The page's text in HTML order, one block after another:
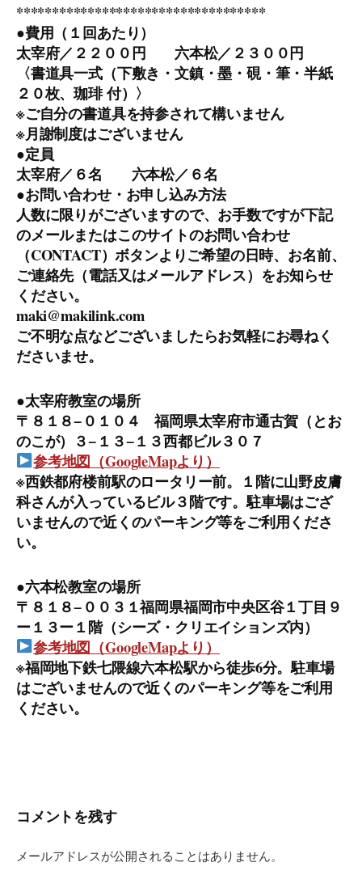
***********************************
●費用（１回あたり）
太宰府／２２００円 六本松／２３００円
〈書道具一式（下敷き・文鎮・墨・硯・筆・半紙
２０枚、珈琲 付）〉
※ご自分の書道具を持参されて構いません
※月謝制度はございません
●定員
太宰府／６名 六本松／６名
●お問い合わせ・お申し込み方法
人数に限りがございますので、お手数ですが下記
のメールまたはこのサイトのお問い合わせ
（CONTACT）ボタンよりご希望の日時、お名前、
ご連絡先（電話又はメールアドレス）をお知らせ
ください。
maki@makilink.com
ご不明な点などございましたらお気軽にお尋ねく
ださいませ。
●太宰府教室の場所
〒８１８−０１０４ 福岡県太宰府市通古賀（とお
のこが）３−１３−１３西都ビル３０７
参考地図（GoogleMapより）
※西鉄都府楼前駅のロータリー前。１階に山野皮膚
科さんが入っているビル３階です。駐車場はござ
いませんので近くのパーキング等をご利用くださ
い。
●六本松教室の場所
〒８１８−００３１福岡県福岡市中央区谷１丁目９
ー１３ー１階（シーズ・クリエイションズ内）
参考地図（GoogleMapより）
※福岡地下鉄七隈線六本松駅から徒歩6分。駐車場
はございませんので近くのパーキング等をご利用
ください。
コメントを残す
メールアドレスが公開されることはありません。